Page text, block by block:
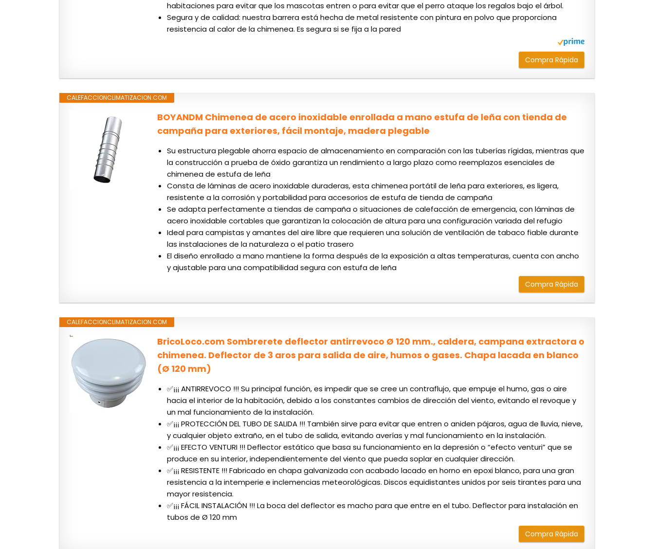
habitaciones para evitar que los mascotas entren o para evitar que el perro ataque los regalos bajo el árbol.
Segura y de calidad: nuestra barrera está hecha de metal resistente con pintura en polvo que proporciona
resistencia al calor de la chimenea. Es segura si se fija a la pared
Compra Rápida
CALEFACCIONCLIMATIZACION.COM
BOYANDM Chimenea de acero inoxidable enrollada a mano estufa de leña con tienda de
campaña para exteriores, fácil montaje, madera plegable
Su estructura plegable ahorra espacio de almacenamiento en comparación con las tuberías rígidas, mientras que
la construcción a prueba de óxido garantiza un rendimiento a largo plazo como reemplazos esenciales de
chimenea de estufa de leña
Consta de láminas de acero inoxidable duraderas, esta chimenea portátil de leña para exteriores, es ligera,
resistente a la corrosión y portabilidad para accesorios de estufa de tienda de campaña
Se adapta perfectamente a tiendas de campaña o situaciones de calefacción de emergencia, con láminas de
acero inoxidable cortables que garantizan la colocación de altura para una configuración variada del refugio
Ideal para campistas y amantes del aire libre que requieren una solución de ventilación de tabaco fiable durante
las instalaciones de la naturaleza o el patio trasero
El diseño enrollado a mano mantiene la forma después de la exposición a altas temperaturas, cuenta con ancho
y ajustable para una compatibilidad segura con estufa de leña
Compra Rápida
CALEFACCIONCLIMATIZACION.COM
BricoLoco.com Sombrerete deflector antirrevoco Ø 120 mm., caldera, campana extractora o
chimenea. Deflector de 3 aros para salida de aire, humos o gases. Chapa lacada en blanco
(Ø 120 mm)
✅¡¡¡ ANTIRREVOCO !!! Su principal función, es impedir que se cree un contraflujo, que empuje el humo, gas o aire
hacia el interior de la habitación, debido a los constantes cambios de dirección del viento, evitando el revoque y
un mal funcionamiento de la instalación.
✅¡¡¡ PROTECCIÓN DEL TUBO DE SALIDA !!! También sirve para evitar que entren o aniden pájaros, agua de lluvia, nieve,
y cualquier objeto extraño, en el tubo de salida, evitando averías y mal funcionamiento en la instalación.
✅¡¡¡ EFECTO VENTURI !!! Deflector estático que basa su funcionamiento en la depresión o “efecto venturi” que se
produce en su interior, independientemente del viento que pueda soplar en cualquier dirección.
✅¡¡¡ RESISTENTE !!! Fabricado en chapa galvanizada con acabado lacado en horno en epoxi blanco, para una gran
resistencia a la intemperie e inclemencias meteorológicas. Discos equidistantes unidos por seis tirantes para una
mayor resistencia.
✅¡¡¡ FÁCIL INSTALACIÓN !!! La boca del deflector es macho para que entre en el tubo. Deflector para instalación en
tubos de Ø 120 mm
Compra Rápida